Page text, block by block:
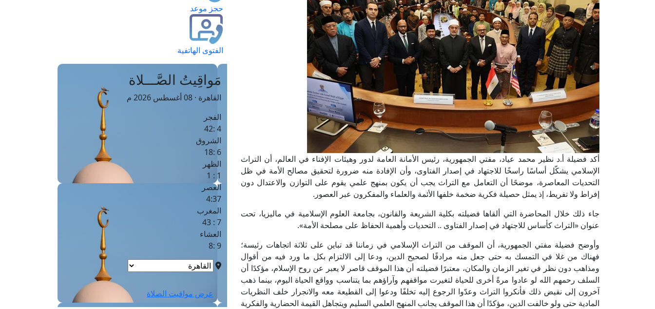
أكد فضيلة أ.د نظير محمد عياد، مفتي الجمهورية، رئيس الأمانة العامة لدور وهيئات الإفتاء في العالم، أن التراث
الإسلامي يشكّل أساسًا راسخًا للاجتهاد في إصدار الفتاوى، وأن الإفادة منه ضرورة لتحقيق مصالح الأمة في ظل
التحديات المعاصرة، موضحًا أن التعامل مع التراث يجب أن يكون بمنهج علمي يقوم على التوازن والاعتدال دون
إفراط ولا تفريط، إذ يمثل حصيلة فكرية ضخمة خلفها الأئمة والعلماء والمفكرون عبر العصور.
جاء ذلك خلال المحاضرة التي ألقاها فضيلته بكلية الشريعة والقانون، بجامعة العلوم الإسلامية في ماليزيا، تحت
عنوان «التراث كأساس للاجتهاد في إصدار الفتاوى .. التحديات وأهمية الحفاظ على مصلحة الأمة».
وأوضح فضيلة مفتي الجمهورية، أن الموقف من التراث الإسلامي في زماننا قد تباين على ثلاثة اتجاهات رئيسة؛
فهناك من غلا في التمسك به حتى جعل منه مرادفًا لصحيح الدين، ودعا إلى الالتزام بكل ما ورد فيه من أقوال
ومذاهب دون نظر في تغير الزمان والمكان، معتبرًا فضيلته أن هذا الموقف قاصر لا يعبر عن روح الإسلام، مؤكدًا أن
السلف رحمهم الله لو عادوا مرةً أخرى للحياة لتغيرت مواقفهم وآراؤهم بما يتناسب وواقع الحياة اليوم، بينما ذهب
آخرون إلى نقيض ذلك فأنكروا التراث وعدّوا الرجوع إليه تخلفًا ودعوا إلى القطيعة معه والانجرار خلف النظريات
المادية حتى ولو خالفت الدين، مؤكدًا أن هذا الموقف يجانب المنهج العلمي السليم ويتجاهل القيمة الحضارية والفكرية
حجز موعد
الفتوى الهاتفية
مَواقِيتُ الصَّـــلاة
القاهرة · 08 أغسطس 2026 م
الفجر
4 :42
الشروق
6 :18
الظهر
1 : 1
العصر
4:37
المغرب
7 : 43
العشاء
9 :8
عرض مواقيت الصلاة